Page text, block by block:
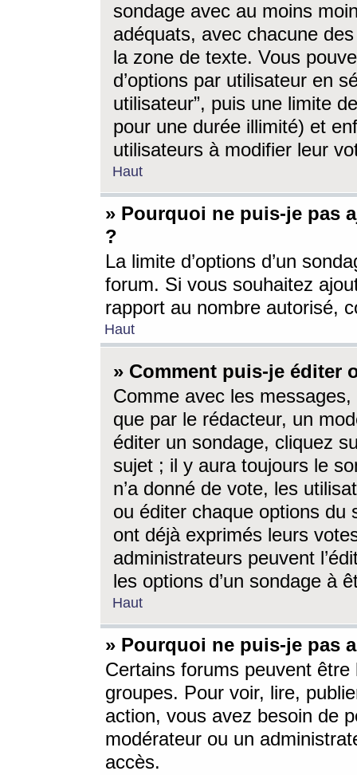
sondage avec au moins
adéquats, avec chacune
la zone de texte. Vous
d’options par utilisateur en
utilisateur”, puis une limite
pour une durée illimité) et
utilisateurs à modifier leur
Haut
» Pourquoi ne puis-je pas
?
La limite d’options d’un
forum. Si vous souhaitez
rapport au nombre autorisé,
Haut
» Comment puis-je éditer
Comme avec les
que par le rédacteur, un
éditer un sondage, cliquez
sujet ; il y aura toujours le
n’a donné de vote, les
ou éditer chaque options du
ont déjà exprimés leurs
administrateurs peuvent
les options d’un sondage à
Haut
» Pourquoi ne puis-je pas
Certains forums peuvent être
groupes. Pour voir, lire,
action, vous avez besoin de
modérateur ou un
accès.